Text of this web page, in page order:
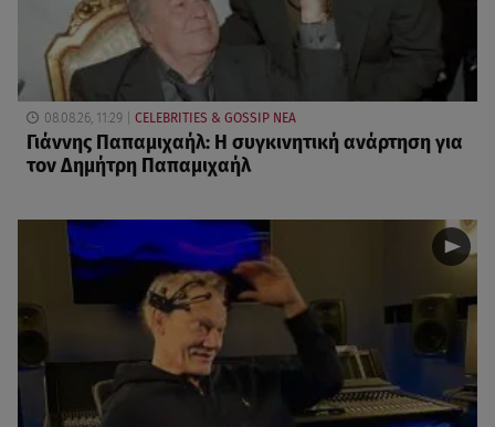
08.08.26, 11:29 CELEBRITIES & GOSSIP ΝΕΑ
Γιάννης Παπαμιχαήλ: Η συγκινητική ανάρτηση για
τον Δημήτρη Παπαμιχαήλ